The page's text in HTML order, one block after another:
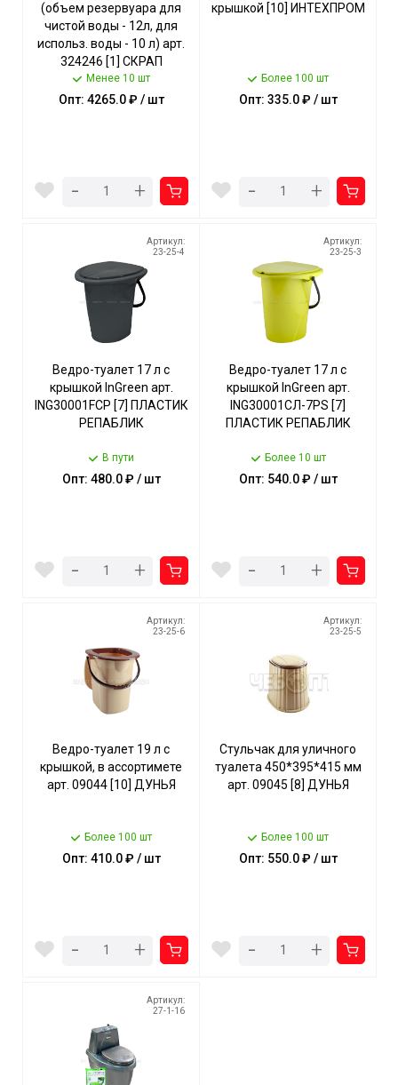
(объем резервуара для
чистой воды - 12л, для
использ. воды - 10 л) арт.
324246 [1] СКРАП
Менее 10 шт
Опт: 4265.0 ₽ / шт
- +
крышкой [10] ИНТЕХПРОМ
Более 100 шт
Опт: 335.0 ₽ / шт
- +
Артикул:
23-25-4
Ведро-туалет 17 л с
крышкой InGreen арт.
ING30001FСР [7] ПЛАСТИК
РЕПАБЛИК
В пути
Опт: 480.0 ₽ / шт
- +
Артикул:
23-25-3
Ведро-туалет 17 л с
крышкой InGreen арт.
ING30001СЛ-7РS [7]
ПЛАСТИК РЕПАБЛИК
Более 10 шт
Опт: 540.0 ₽ / шт
- +
Артикул:
23-25-6
Ведро-туалет 19 л с
крышкой, в ассортимете
арт. 09044 [10] ДУНЬЯ
Более 100 шт
Опт: 410.0 ₽ / шт
- +
Артикул:
23-25-5
Стульчак для уличного
туалета 450*395*415 мм
арт. 09045 [8] ДУНЬЯ
Более 100 шт
Опт: 550.0 ₽ / шт
- +
Артикул:
27-1-16